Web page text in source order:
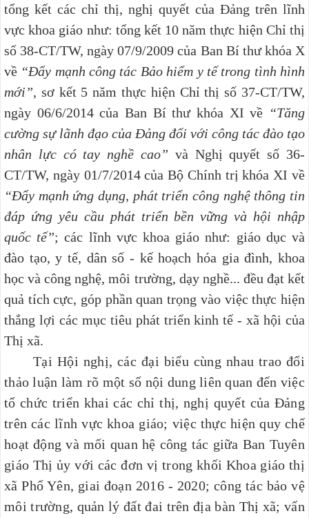
tổng kết các chỉ thị, nghị quyết của Đảng trên lĩnh
vực khoa giáo như: tổng kết 10 năm thực hiện Chỉ thị
số 38-CT/TW, ngày 07/9/2009 của Ban Bí thư khóa X
về “Đẩy mạnh công tác Bảo hiểm y tế trong tình hình
mới”, sơ kết 5 năm thực hiện Chỉ thị số 37-CT/TW,
ngày 06/6/2014 của Ban Bí thư khóa XI về “Tăng
cường sự lãnh đạo của Đảng đối với công tác đào tạo
nhân lực có tay nghề cao” và Nghị quyết số 36-
CT/TW, ngày 01/7/2014 của Bộ Chính trị khóa XI về
“Đẩy mạnh ứng dụng, phát triển công nghệ thông tin
đáp ứng yêu cầu phát triển bền vững và hội nhập
quốc tế”; các lĩnh vực khoa giáo như: giáo dục và
đào tạo, y tế, dân số - kế hoạch hóa gia đình, khoa
học và công nghệ, môi trường, dạy nghề... đều đạt kết
quả tích cực, góp phần quan trọng vào việc thực hiện
thắng lợi các mục tiêu phát triển kinh tế - xã hội của
Thị xã.
Tại Hội nghị, các đại biểu cùng nhau trao đổi
thảo luận làm rõ một số nội dung liên quan đến việc
tổ chức triển khai các chỉ thị, nghị quyết của Đảng
trên các lĩnh vực khoa giáo; việc thực hiện quy chế
hoạt động và mối quan hệ công tác giữa Ban Tuyên
giáo Thị ủy với các đơn vị trong khối Khoa giáo thị
xã Phổ Yên, giai đoạn 2016 - 2020; công tác bảo vệ
môi trường, quản lý đất đai trên địa bàn Thị xã; vấn